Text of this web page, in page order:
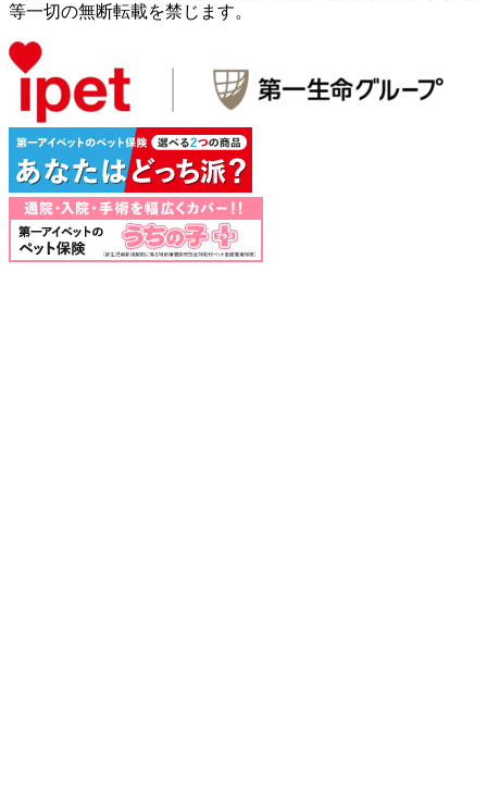
等一切の無断転載を禁じます。